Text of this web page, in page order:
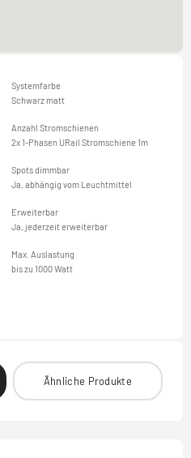
Systemfarbe
Schwarz matt
Anzahl Stromschienen
2x 1-Phasen URail Stromschiene 1m
Spots dimmbar
Ja, abhängig vom Leuchtmittel
Erweiterbar
Ja, jederzeit erweiterbar
Max. Auslastung
bis zu 1000 Watt
Ähnliche Produkte